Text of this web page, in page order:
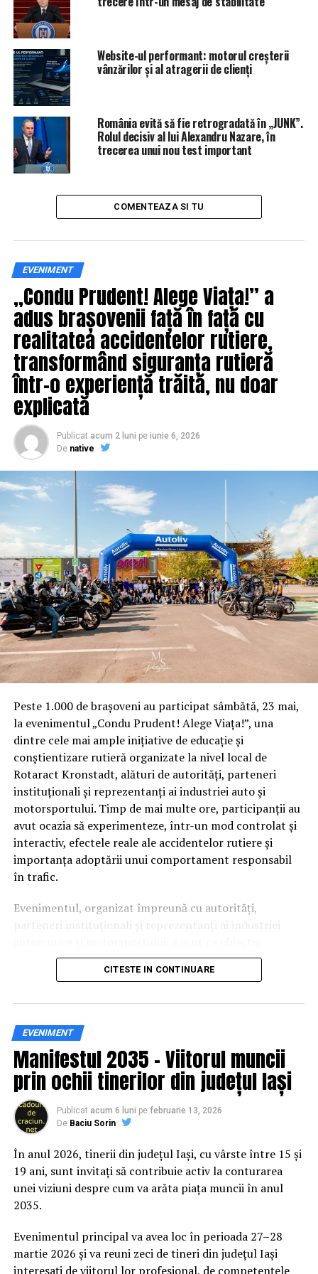
IasiAZI.ro
ARTICOLE PE ACEIASI TEMA: PRIMA
URMATORUL
Singurele locuinţe din România care se ieftinesc |
IasiAZI.ro
NU RATATI
Un fost ministru promite imposibilul. Zeci de mii de
firme românești sunt vizate | IasiAZI.ro
Website-ul performant: motorul creșterii
vânzărilor și al atragerii de clienți
România evită să fie retrogradată în „JUNK”.
Rolul decisiv al lui Alexandru Nazare, în
trecerea unui nou test important
COMENTEAZA SI TU
EVENIMENT
„Condu Prudent! Alege Viața!” a
adus brașovenii față în față cu
realitatea accidentelor rutiere,
transformând siguranța rutieră
într-o experiență trăită, nu doar
explicată
Publicat acum 2 luni pe iunie 6, 2026
De native
Peste 1.000 de brașoveni au participat sâmbătă, 23 mai,
la evenimentul „Condu Prudent! Alege Viața!”, una
dintre cele mai ample inițiative de educație și
conștientizare rutieră organizate la nivel local de
Rotaract Kronstadt, alături de autorități, parteneri
instituționali și reprezentanți ai industriei auto și
motorsportului. Timp de mai multe ore, participanții au
avut ocazia să experimenteze, într-un mod controlat și
interactiv, efectele reale ale accidentelor rutiere și
importanța adoptării unui comportament responsabil
în trafic.
Evenimentul, organizat împreună cu autorități,
parteneri instituționali și reprezentanți ai industriei
principal transformarea prevenției într-o experiență
practică și accesibilă publicului larg.
Siguranța rutieră, adusă mai
aproape de comunitate
Datele privind accidentele rutiere din România continuă
să evidențieze necesitatea unor inițiative de educație și
prevenție. În 2025, peste 3.000 de persoane au fost
rănite grav în accidente rutiere, iar mai mult de 1.300 și-
au pierdut viața pe șoselele din țară.
În acest context, campania „Condu Prudent! Alege
Viața!” își propune să transforme informația teoretică
într-o experiență directă, prin simulări și demonstrații
care îi ajută pe participanți să înțeleagă concret
impactul deciziilor luate în trafic.
CITESTE IN CONTINUARE
EVENIMENT
Manifestul 2035 – Viitorul muncii
prin ochii tinerilor din județul Iași
Publicat acum 6 luni pe februarie 13, 2026
De Baciu Sorin
În anul 2026, tinerii din județul Iași, cu vârste între 15 și
19 ani, sunt invitați să contribuie activ la conturarea
unei viziuni despre cum va arăta piața muncii în anul
2035.
Evenimentul principal va avea loc în perioada 27–28
martie 2026 și va reuni zeci de tineri din județul Iași
interesați de viitorul lor profesional, de competențele